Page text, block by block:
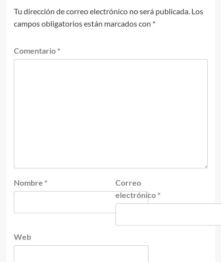
Tu dirección de correo electrónico no será publicada. Los
campos obligatorios están marcados con *
Comentario *
Nombre *
Correo
electrónico *
Web